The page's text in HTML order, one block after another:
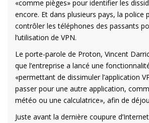
«comme pièges» pour identifier les
encore. Et dans plusieurs pays, la police
contrôler les téléphones des passants
l’utilisation de VPN.
Le porte-parole de Proton, Vincent
que l’entreprise a lancé une
«permettant de dissimuler l’application
passer pour une autre application,
météo ou une calculatrice», afin de
Juste avant la dernière coupure